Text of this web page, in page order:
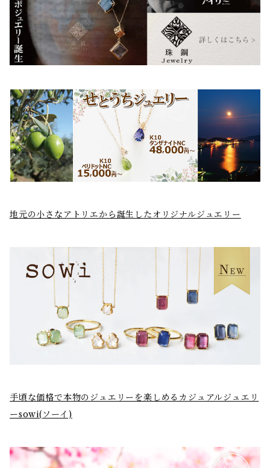
地元の小さなアトリエから誕生したオリジナルジュエリー
手頃な価格で本物のジュエリーを楽しめるカジュアルジュエリ
ーsowi(ソーイ)